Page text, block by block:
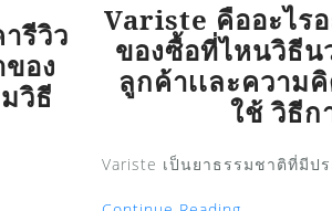
รีวิว
อง
วิธี
Variste คืออะไร
ของซื้อที่ไหนวิธีน
ลูกค้าเเละความ
ใช้ วิธีก
Variste เป็นยาธรรมชาติที่มีป